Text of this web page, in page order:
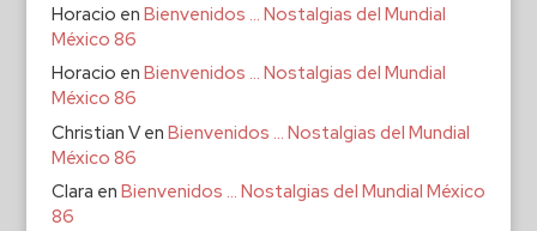
Horacio en Bienvenidos … Nostalgias del Mundial
México 86
Horacio en Bienvenidos … Nostalgias del Mundial
México 86
Christian Ven Bienvenidos … Nostalgias del Mundial
México 86
Clara en Bienvenidos … Nostalgias del Mundial México
86